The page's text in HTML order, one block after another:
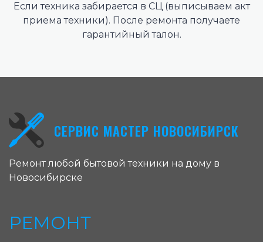
Если техника забирается в СЦ (выписываем акт
приема техники). После ремонта получаете
гарантийный талон.
СЕРВИС МАСТЕР НОВОСИБИРСК
Ремонт любой бытовой техники на дому в
Новосибирске
РЕМОНТ